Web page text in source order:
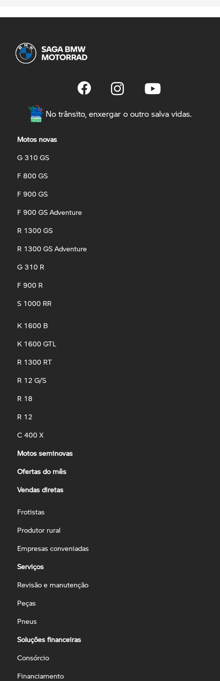
No trânsito, enxergar o outro salva vidas.
Motos novas
G 310 GS
F 800 GS
F 900 GS
F 900 GS Adventure
R 1300 GS
R 1300 GS Adventure
G 310 R
F 900 R
S 1000 RR
K 1600 B
K 1600 GTL
R 1300 RT
R 12 G/S
R 18
R 12
C 400 X
Motos seminovas
Ofertas do mês
Vendas diretas
Frotistas
Produtor rural
Empresas conveniadas
Serviços
Revisão e manutenção
Peças
Pneus
Soluções financeiras
Consórcio
Financiamento